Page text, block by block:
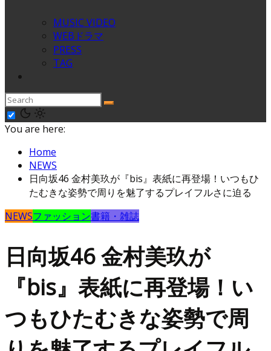
MUSIC VIDEO
WEBドラマ
PRESS
TAG
You are here:
Home
NEWS
日向坂46 金村美玖が『bis』表紙に再登場！いつもひ
たむきな姿勢で周りを魅了するプレイフルさに迫る
NEWSファッション書籍・雑誌
日向坂46 金村美玖が
『bis』表紙に再登場！い
つもひたむきな姿勢で周